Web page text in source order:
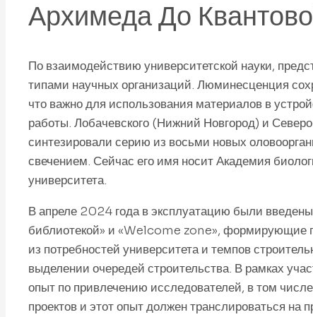
Архимеда До
По взаимодействию университетской науки,
типами научных организаций. Люминесценция
что важно для использования материалов в
работы. Лобачевского (Нижний Новгород) и
синтезировали серию из восьми новых
свечением. Сейчас его имя носит Академия
университета.
В апреле 2024 года в эксплуатацию были
библиотекой» и «Welcome zone», формирующие
из потребностей университета и темпов
выделении очередей строительства. В рамках
опыт по привлечению исследователей, в том
проектов и этот опыт должен транслироваться на